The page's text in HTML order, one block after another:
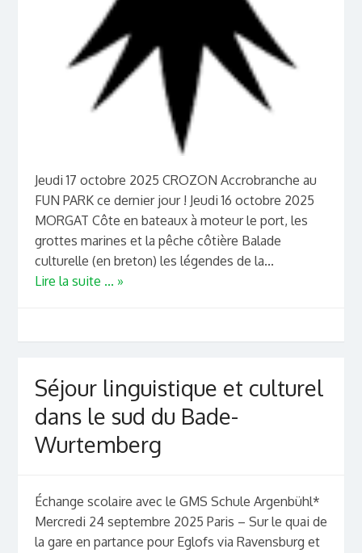
Jeudi 17 octobre 2025 CROZON Accrobranche au
FUN PARK ce dernier jour ! Jeudi 16 octobre 2025
MORGAT Côte en bateaux à moteur le port, les
grottes marines et la pêche côtière Balade
culturelle (en breton) les légendes de la...
Lire la suite ... »
Séjour linguistique et culturel
dans le sud du Bade-
Wurtemberg
Échange scolaire avec le GMS Schule Argenbühl*
Mercredi 24 septembre 2025 Paris – Sur le quai de
la gare en partance pour Eglofs via Ravensburg et